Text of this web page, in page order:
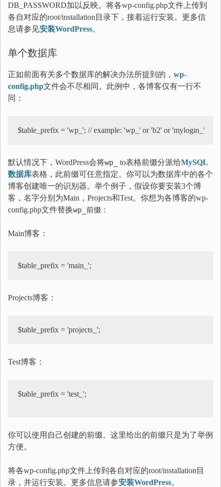
DB_PASSWORD加以反映。将各wp-config.php文件上传到
各自对应的root/installation目录下，接着运行安装。更多信
息请参见安装WordPress。
单个数据库
正如前面有关多个数据库的解决办法所提到的， wp-
config.php文件会不尽相同。此例中，各博客仅有一行不
同：
默认情况下，WordPress会将wp_ to表格前缀分派给MySQL
数据库表格，此前缀可任意指定。你可以为数据库中的各个
博客创建唯一的识别器。举个例子，假设你要安装3个博
客，名字分别为Main，Projects和Test。你想为各博客的wp-
config.php文件替换wp_前缀：
Main博客：
Projects博客：
Test博客：
$table_prefix = 'test_';
你可以使用自己创建的前缀。这里给出的前缀只是为了举例
方便。
将各wp-config.php文件上传到各自对应的root/installation目
录，并运行安装。更多信息请参安装WordPress。